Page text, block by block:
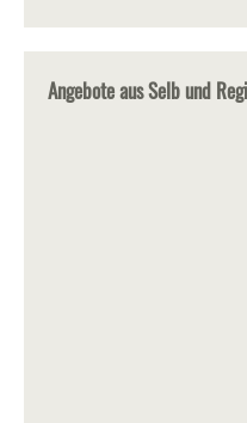
Angebote aus Selb und